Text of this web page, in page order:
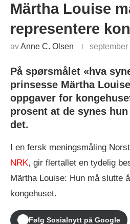
Märtha Louise
representere
avAnne C. Olsen september
På spørsmålet «hva
prinsesse Märtha
oppgaver for
prosent at de synes
det.
I en fersk meningsmåling
NRK, gir flertallet en tydelig
Märtha Louise: Hun må slutte
kongehuset.
Følg Sosialnytt på Google